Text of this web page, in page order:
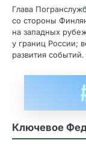
Глава
со стороны
на западных
у границ России;
развития событий.
Ключевое